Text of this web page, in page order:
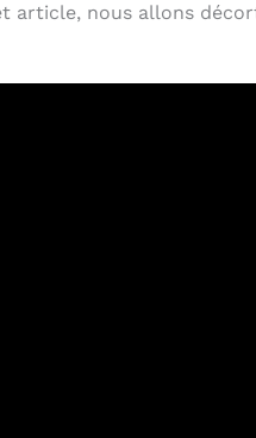
article, nous allons